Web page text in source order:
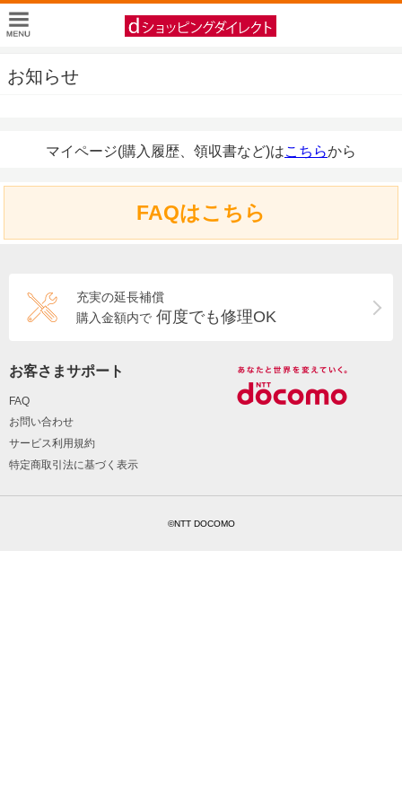
お知らせ
マイページ(購入履歴、領収書など)はこちらから
FAQはこちら
充実の延長補償
購入金額内で 何度でも修理OK
お客さまサポート
FAQ
お問い合わせ
サービス利用規約
特定商取引法に基づく表示
©NTT DOCOMO